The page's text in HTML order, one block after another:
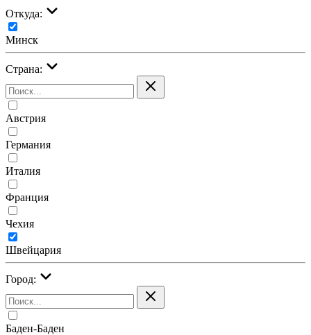
Откуда:
Минск
Страна:
Австрия
Германия
Италия
Франция
Чехия
Швейцария
Город:
Баден-Баден